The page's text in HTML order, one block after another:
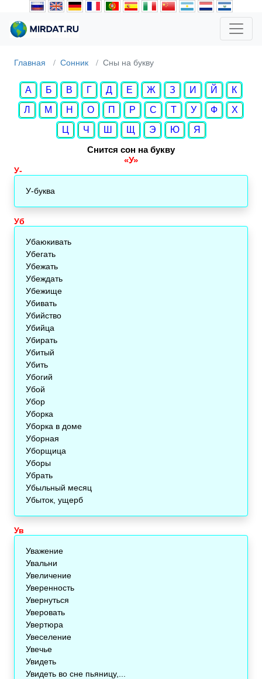
Главная Сонник Cны на букву
А Б В Г Д Е Ж З И Й
К
Л
М Н О П Р С Т У Ф
Х
Ц
Ч Ш Щ Э Ю
Я
Снится сон на букву
«У»
У-
У-буква
Уб
Убаюкивать
Убегать
Убежать
Убеждать
Убежище
Убивать
Убийство
Убийца
Убирать
Убитый
Убить
Убогий
Убой
Убор
Уборка
Уборка в доме
Уборная
Уборщица
Уборы
Убрать
Убыльный месяц
Убыток, ущерб
Ув
Уважение
Увальни
Увеличение
Уверенность
Увернуться
Уверовать
Увертюра
Увеселение
Увечье
Увидеть
Увидеть во сне пьяницу,...